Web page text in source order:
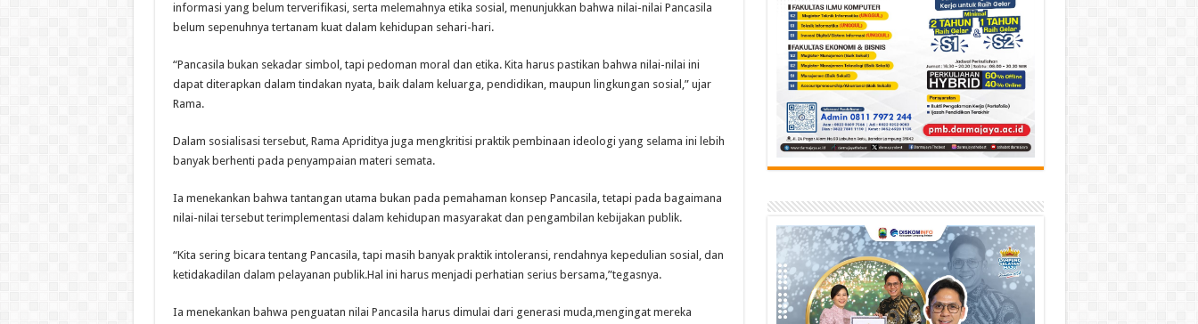
informasi yang belum terverifikasi, serta melemahnya etika sosial, menunjukkan bahwa nilai-nilai Pancasila
belum sepenuhnya tertanam kuat dalam kehidupan sehari-hari.
“Pancasila bukan sekadar simbol, tapi pedoman moral dan etika. Kita harus pastikan bahwa nilai-nilai ini
dapat diterapkan dalam tindakan nyata, baik dalam keluarga, pendidikan, maupun lingkungan sosial,” ujar
Rama.
Dalam sosialisasi tersebut, Rama Apriditya juga mengkritisi praktik pembinaan ideologi yang selama ini lebih
banyak berhenti pada penyampaian materi semata.
Ia menekankan bahwa tantangan utama bukan pada pemahaman konsep Pancasila, tetapi pada bagaimana
nilai-nilai tersebut terimplementasi dalam kehidupan masyarakat dan pengambilan kebijakan publik.
“Kita sering bicara tentang Pancasila, tapi masih banyak praktik intoleransi, rendahnya kepedulian sosial, dan
ketidakadilan dalam pelayanan publik.Hal ini harus menjadi perhatian serius bersama,”tegasnya.
Ia menekankan bahwa penguatan nilai Pancasila harus dimulai dari generasi muda,mengingat mereka